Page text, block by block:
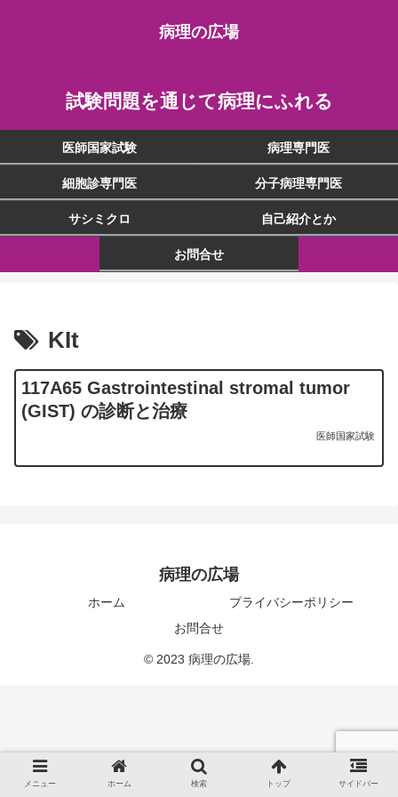
病理の広場
試験問題を通じて病理にふれる
医師国家試験 病理専門医
細胞診専門医 分子病理専門医
サシミクロ 自己紹介とか
お問合せ
KIt
117A65 Gastrointestinal stromal tumor
(GIST) の診断と治療
医師国家試験
病理の広場
ホーム
プライバシーポリシー
お問合せ
© 2023 病理の広場.
メニュー ホーム 検索 トップ サイドバー